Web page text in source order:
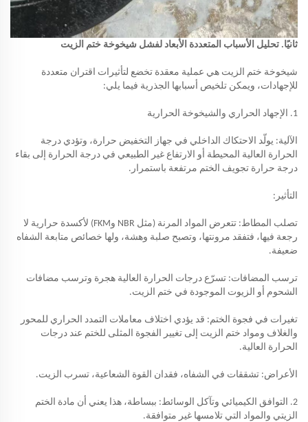
ثانيًا. تحليل الأسباب المتعددة الأبعاد لفشل شيخوخة ختم الزيت
شيخوخة ختم الزيت هي عملية معقدة تخضع لتأثيرات اقتران متعددة
للإجهادات، ويمكن تلخيص أسبابها الجذرية فيما يلي:
1. الإجهاد الحراري والشيخوخة الحرارية
الآلية: يولّد الاحتكاك الداخلي في جهاز التخفيض حرارة، وتؤدي درجة
الحرارة العالية المحيطة أو الارتفاع غير الطبيعي في درجة الحرارة إلى بقاء
درجة حرارة تجويف الختم مرتفعة باستمرار.
التأثير:
تصلب المطاط: تتعرض المواد المرنة (مثل NBR وFKM) لأكسدة حرارية لا
رجعة فيها، فتفقد مرونتها، وتصبح صلبة وهشة، ولها خصائص متابعة الشفاه
ضعيفة.
ترسب المضافات: تسرّع درجات الحرارة العالية هجرة وترسب مضافات
الشحوم أو الزيوت الموجودة في ختم الزيت.
تغيرات في فجوة الختم: قد يؤدي اختلاف معاملات التمدد الحراري للمحور
والغلاف ومواد ختم الزيت إلى تغيير الفجوة المثلى للختم عند درجات
الحرارة العالية.
الأعراض: تشققات في الشفاه، فقدان القوة الشعاعية، تسرب الزيت.
2. التوافق الكيميائي وتآكل الوسائط: ببساطة، هذا يعني أن مادة الختم
الزيتي والمواد التي تلامسها غير متوافقة.